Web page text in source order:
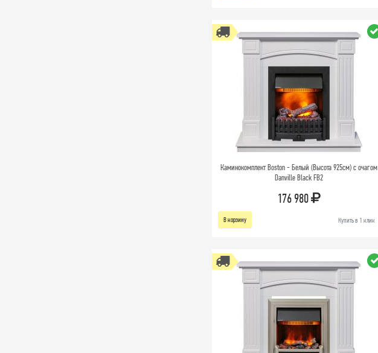
Каминокомплект Boston - Белый (Высота 925см) с очагом
Danville Black FB2
176 980
В корзину Купить в 1 клик